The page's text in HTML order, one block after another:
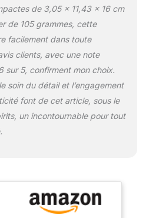
de 3,05 x 11,43 x 16 cm
de 105 grammes, cette
facilement dans toute
clients, avec une note
sur 5, confirment mon choix.
soin du détail et l’engagement
font de cet article, sous le
un incontournable pour tout